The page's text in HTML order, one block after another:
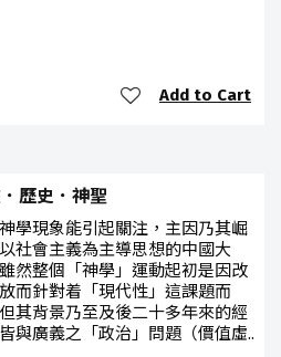
Add to Cart
歷史．神聖
學現象能引起關注，主因乃其崛
社會主義為主導思想的中國大
然整個「神學」運動起初是因改
而針對着「現代性」這課題而
其背景乃至及後二十多年來的經
與廣義之「政治」問題（價值虛..